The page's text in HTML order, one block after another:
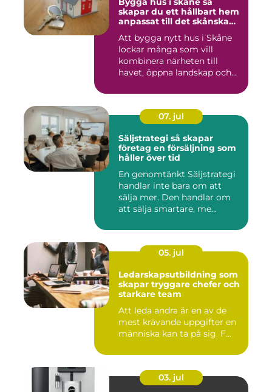
skapar du ett hållbart hem
anpassat till det skånska
Att bygga nytt hus i Skåne
lockar många som vill
kombinera närheten till
havet, öppna landskap och
07. jul
Säljstrategi så skapar
företag en försäljning som
håller över tid
En genomtänkt Säljstrategi
handlar inte bara om att
sälja mer. Den handlar om
att sälja smartare, me...
05. jul
Ledarskapsutbildning som
skapar tryggare chefer och
starkare team
Att leda andra är en av de
mest krävande uppgifter en
människa kan ta på sig. F...
03. jul